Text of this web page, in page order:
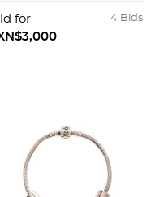
corte 8 x
6.0 g.
4 Bids
for